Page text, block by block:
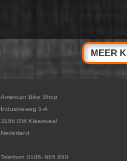
MEER
American Bike Shop
Industrieweg 5-A
3286 BW Klaaswaal
Nederland
Telefoon 0186- 685 690